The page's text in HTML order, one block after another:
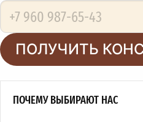
ПОЛУЧИТЬ
ПОЧЕМУ ВЫБИРАЮТ НАС